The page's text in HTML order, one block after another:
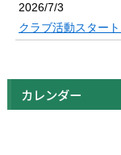
2026/7/3
クラブ活動スタート
カレンダー